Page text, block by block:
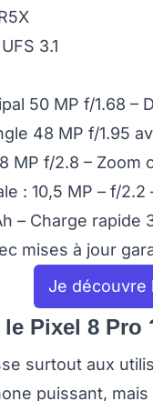
3.1
50 MP f/1.68 –
48 MP f/1.95
MP f/2.8 – Zoom
: 10,5 MP – f/2.2
– Charge rapide
mises à jour
Je découvre
Pixel 8 Pro
surtout aux
puissant,